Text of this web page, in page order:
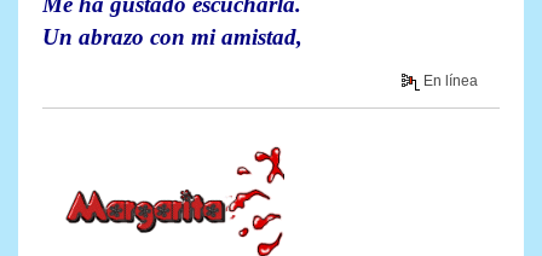
Un abrazo con mi amistad,
En línea